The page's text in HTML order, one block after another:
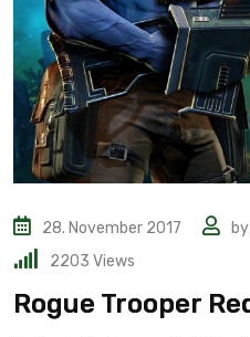
28. November 2017 by
2203 Views
Rogue Trooper